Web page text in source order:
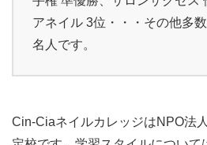
アネイル 3位・・・その他多
名人です。
Cin-CiaネイルカレッジはNPO法